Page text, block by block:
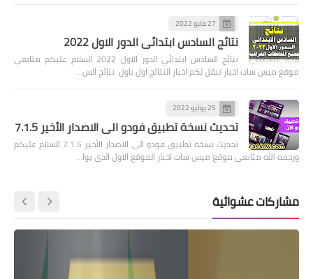
27 مايو 2022
نتائج السادس ابتدائي الدور الاول 2022
نتائج السادس ابتدائي الدور الاول 2022 السلام عليكم متابعي
موقع ميس سات اخبار ننقل لكم اخبار النتائج اول باول نتائج الس…
25 يوليو 2022
تحديث نسخة تطبيق فودو الى الاصدار الأخير 7.1.5
تحديث نسخة تطبيق فودو الى الاصدار الأخير 7.1.5 السلام عليكم
ورحمه الله متابعي موقع ميس سات اخبار الموقع الاول الذي يوا…
مشاركات عشوائية